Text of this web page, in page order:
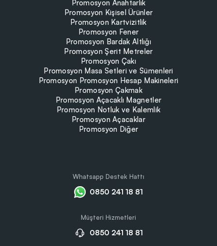
Promosyon Anahtarlık
Promosyon Kişisel Ürünler
Promosyon Kartvizitlik
Promosyon Fener
Promosyon Bardak Altlığı
Promosyon Şerit Metreler
Promosyon Çakı
Promosyon Masa Setleri ve Sümenleri
Promosyon Promosyon Hesap Makineleri
Promosyon Çakmak
Promosyon Açacaklı Magnetler
Promosyon Notluk ve Kalemlik
Promosyon Açacaklar
Promosyon Diğer
Whatsapp Destek Hattı
0850 241 18 81
Müşteri Hizmetleri
0850 241 18 81